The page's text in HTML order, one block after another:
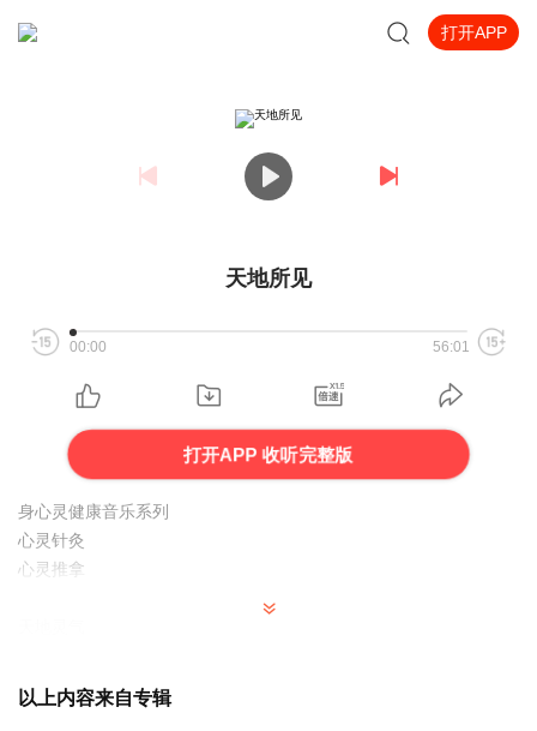
打开APP
天地所见
00:00 56:01
打开APP 收听完整版
身心灵健康音乐系列
心灵针灸
心灵推拿
气动
日精月华
以上内容来自专辑